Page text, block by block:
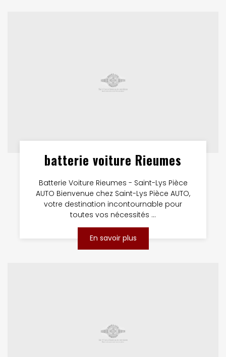
batterie voiture Rieumes
Batterie Voiture Rieumes - Saint-Lys Pièce
AUTO Bienvenue chez Saint-Lys Pièce AUTO,
votre destination incontournable pour
toutes vos nécessités ...
En savoir plus